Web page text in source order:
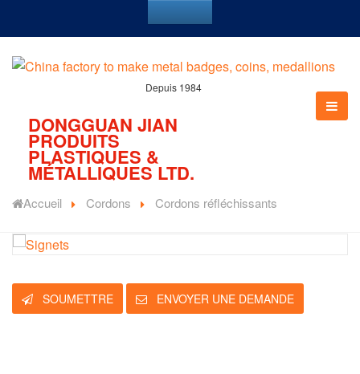
Depuis 1984
DONGGUAN JIAN
PRODUITS
PLASTIQUES &
MÉTALLIQUES LTD.
Accueil Cordons Cordons réfléchissants
SOUMETTRE ENVOYER UNE DEMANDE